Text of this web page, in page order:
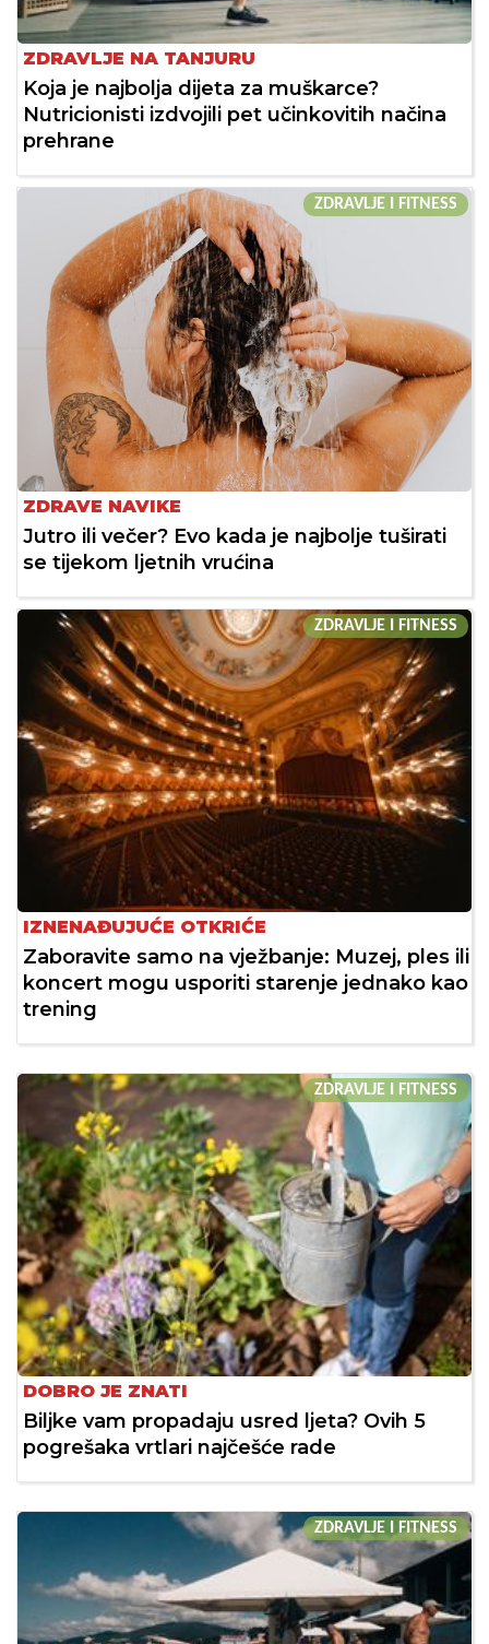
ZDRAVLJE NA TANJURU
Koja je najbolja dijeta za muškarce?
Nutricionisti izdvojili pet učinkovitih načina
prehrane
ZDRAVLJE I FITNESS
ZDRAVE NAVIKE
Jutro ili večer? Evo kada je najbolje tuširati
se tijekom ljetnih vrućina
ZDRAVLJE I FITNESS
IZNENAĐUJUĆE OTKRIĆE
Zaboravite samo na vježbanje: Muzej, ples ili
koncert mogu usporiti starenje jednako kao
trening
ZDRAVLJE I FITNESS
DOBRO JE ZNATI
Biljke vam propadaju usred ljeta? Ovih 5
pogrešaka vrtlari najčešće rade
ZDRAVLJE I FITNESS